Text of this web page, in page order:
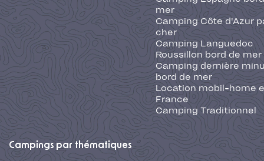
mer
Camping Côte d'Azur
cher
Camping Languedoc
Roussillon bord de mer
Camping dernière
bord de mer
Location mobil-home
France
Camping Traditionnel
Campings par thématiques